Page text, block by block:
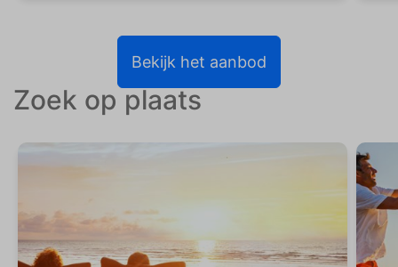
Bekijk het aanbod
Zoek op plaats